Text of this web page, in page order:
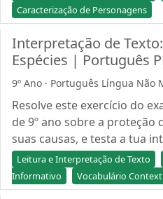
Caracterização de Personagens
Interpretação de
Espécies | Português
9º Ano · Português Língua Não
Resolve este exercício do
de 9º ano sobre a proteção
suas causas, e testa a tua
Leitura e Interpretação de Texto
Informativo
Vocabulário